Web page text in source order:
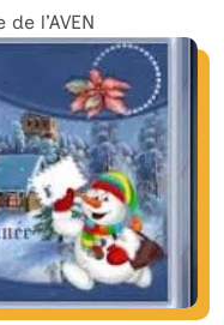
l’AVEN